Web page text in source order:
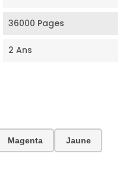
36000 Pages
2 Ans
Magenta Jaune